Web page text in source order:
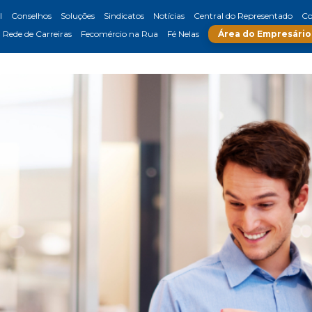
Conselhos Soluções Sindicatos Notícias Central do Representado
Rede de Carreiras
Fecomércio na Rua Fé Nelas Área do Empresário